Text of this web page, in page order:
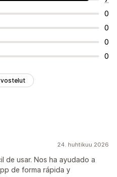
0
0
0
0
24. huhtikuu 2026
de usar. Nos ha ayudado a
de forma rápida y